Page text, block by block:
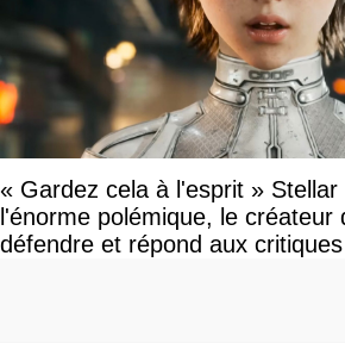
« Gardez cela à l'esprit »
l'énorme polémique, le créateur
défendre et répond aux critiques